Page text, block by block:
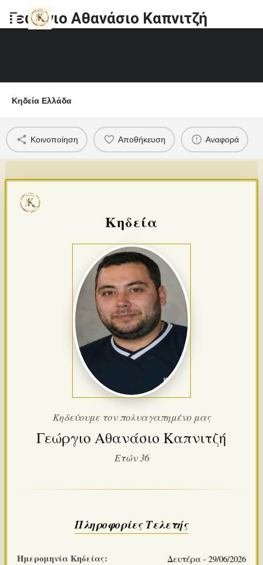
Γεώργιο Αθανάσιο Καπνιτζή
Κηδεία Ελλάδα
Κοινοποίηση Αποθήκευση Αναφορά
Κηδεία
Κηδεύουμε τον πολυαγαπημένο μας
Γεώργιο Αθανάσιο Καπνιτζή
Ετών 36
Πληροφορίες Τελετής
Ημερομηνία Κηδείας: Δευτέρα - 29/06/2026